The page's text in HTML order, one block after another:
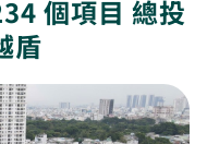
個項目 總投
盾